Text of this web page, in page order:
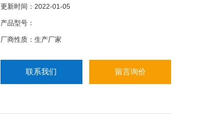
1Cr18Ni9Ti、2Cr13及刚玉Al2O3、硬质合金不起腐蚀
作用，且无纤维、颗粒等杂质，工作温度下运动粘度
6m&amp;amp;amp;#178;/s的液体
更新时间：2022-01-05
产品型号：
厂商性质：生产厂家
联系我们 留言询价